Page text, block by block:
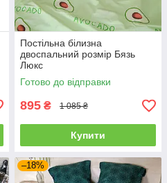
Постільна білизна
двоспальний розмір Бязь
Люкс
Готово до відправки
895 ₴ 1 085 ₴
Купити
–18%